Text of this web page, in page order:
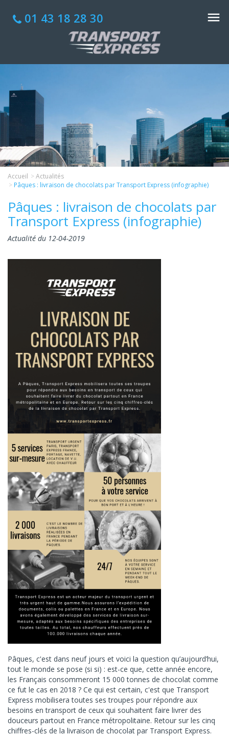
01 43 18 28 30
Accueil
Actualités
Pâques : livraison de chocolats par Transport Express (infographie)
Pâques : livraison de chocolats par
Transport Express (infographie)
Actualité du 12-04-2019
Pâques, c'est dans neuf jours et voici la question qu’aujourd’hui,
tout le monde se pose (si si) : est-ce que, cette année encore,
les Français consommeront 15 000 tonnes de chocolat comme
ce fut le cas en 2018 ? Ce qui est certain, c'est que Transport
Express mobilisera toutes ses troupes pour répondre aux
besoins en transport de ceux qui souhaitent faire livrer des
douceurs partout en France métropolitaine. Retour sur les cinq
chiffres-clés de la livraison de chocolat par Transport Express.